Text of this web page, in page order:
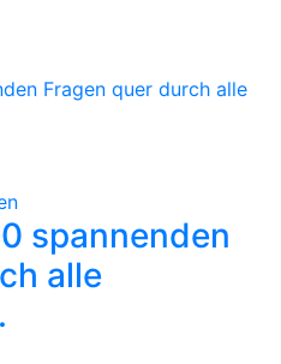
spannenden
alle